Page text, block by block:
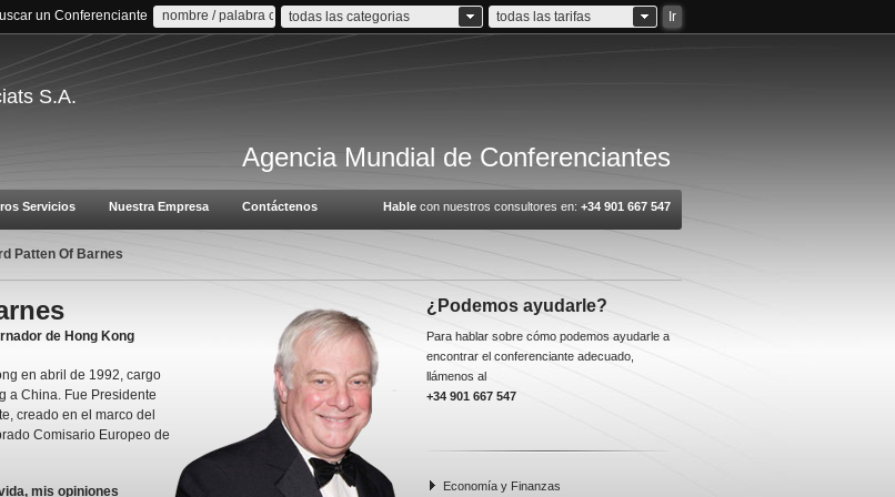
un Conferenciante todas las categorias todas las tarifas Ir
S.A.
Agencia Mundial de Conferenciantes
Servicios Nuestra Empresa Contáctenos Hable con nuestros consultores en: +34 901 667 547
Patten Of Barnes
de Hong Kong
en abril de 1992, cargo
a China. Fue Presidente
creado en el marco del
Comisario Europeo de
mis opiniones
¿Podemos ayudarle?
Para hablar sobre cómo podemos ayudarle a
encontrar el conferenciante adecuado,
llámenos al
+34 901 667 547
Economía y Finanzas